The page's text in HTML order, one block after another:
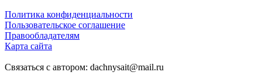
Политика конфиденциальности
Пользовательское соглашение
Правообладателям
Карта сайта
Связаться с автором: dachnysait@mail.ru